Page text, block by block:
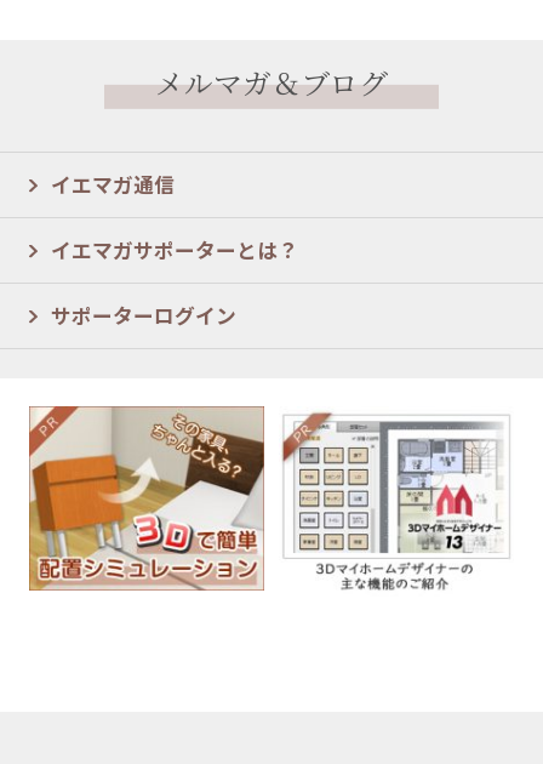
メルマガ＆ブログ
イエマガ通信
イエマガサポーターとは？
サポーターログイン